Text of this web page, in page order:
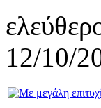
12/10/